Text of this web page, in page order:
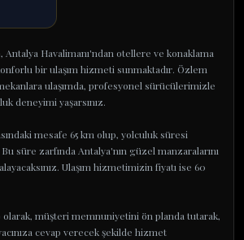
Havalimanı'ndan otellere ve konaklama
bir ulaşım hizmeti sunmaktadır. Özlem
ulaşımda, profesyonel sürücülerimizle
deneyimi yaşarsınız.
mesafe 65 km olup, yolculuk süresi
süre zarfında Antalya'nın güzel manzaralarını
Ulaşım hizmetimizin fiyatı ise 60
müşteri memnuniyetini ön planda tutarak,
cevap verecek şekilde hizmet